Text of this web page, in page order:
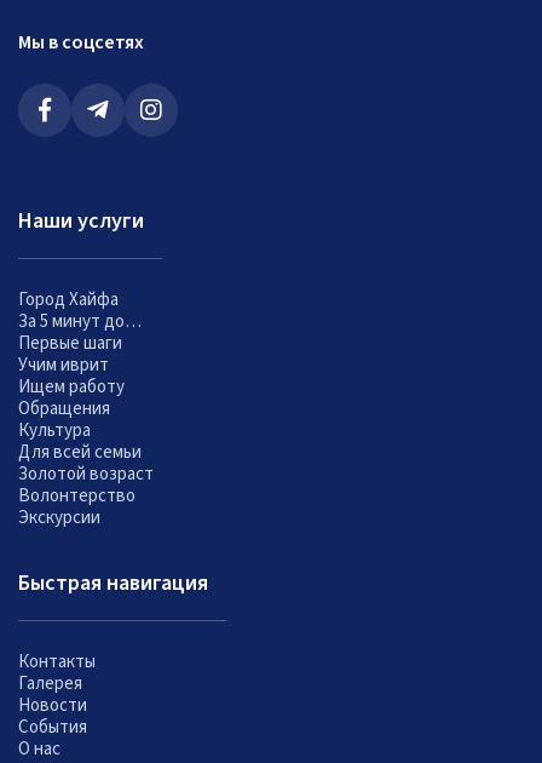
Мы в соцсетях
Наши услуги
Город Хайфа
За 5 минут до…
Первые шаги
Учим иврит
Ищем работу
Обращения
Культура
Для всей семьи
Золотой возраст
Волонтерство
Экскурсии
Быстрая навигация
Контакты
Галерея
Новости
События
О нас